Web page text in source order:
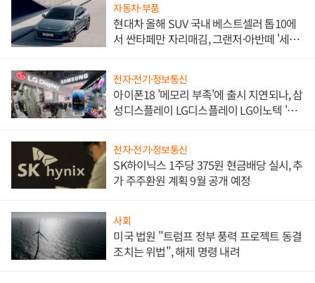
자동차·부품
현대차 올해 SUV 국내 베스트셀러 톱10에
서 싼타페만 자리매김, 그랜저·아반떼 '세단
전자·전기·정보통신
아이폰18 '메모리 부족'에 출시 지연되나, 삼
성디스플레이 LG디스플레이 LG이노텍 '탈
전자·전기·정보통신
SK하이닉스 1주당 375원 현금배당 실시, 추
가 주주환원 계획 9월 공개 예정
사회
미국 법원 "트럼프 정부 풍력 프로젝트 동결
조치는 위법", 해제 명령 내려